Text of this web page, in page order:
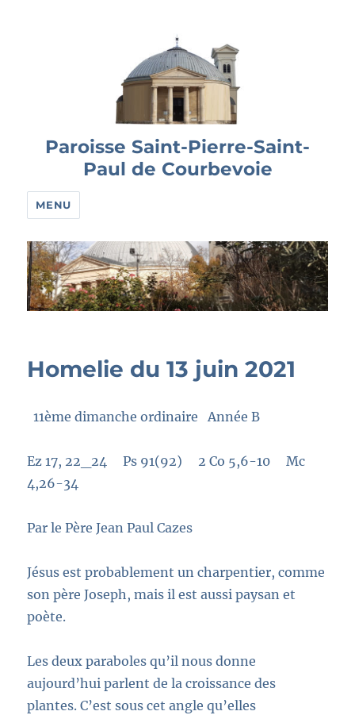
Paroisse Saint-Pierre-Saint-
Paul de Courbevoie
MENU
Homelie du 13 juin 2021
11ème dimanche ordinaire Année B
Ez 17, 22_24 Ps 91(92) 2 Co 5,6-10 Mc
4,26-34
Par le Père Jean Paul Cazes
Jésus est probablement un charpentier, comme
son père Joseph, mais il est aussi paysan et
poète.
Les deux paraboles qu’il nous donne
aujourd’hui parlent de la croissance des
plantes.C’est sous cet angle qu’elles